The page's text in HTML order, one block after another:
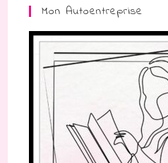
Mon Autoentreprise